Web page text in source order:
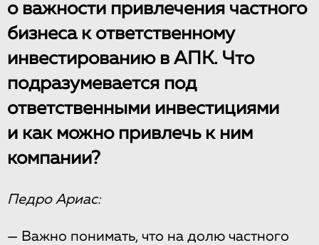
о важности привлечения частного
бизнеса к ответственному
инвестированию в АПК. Что
подразумевается под
ответственными инвестициями
и как можно привлечь к ним
компании?
Педро Ариас:
— Важно понимать, что на долю частного